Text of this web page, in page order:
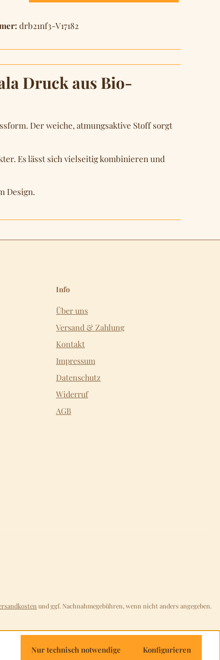
drb21nf3-V17182
Druck aus Bio-
Der weiche, atmungsaktive Stoff sorgt
Es lässt sich vielseitig kombinieren und
Design.
Info
Über uns
Versand & Zahlung
Kontakt
Impressum
Datenschutz
Widerruf
AGB
und ggf. Nachnahmegebühren, wenn nicht anders angegeben.
Nur technisch notwendige Konfigurieren